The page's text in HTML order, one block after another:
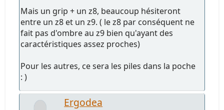
Mais un grip + un z8, beaucoup hésiteront
entre un z8 et un z9. ( le z8 par conséquent ne
fait pas d'ombre au z9 bien qu'ayant des
caractéristiques assez proches)
Pour les autres, ce sera les piles dans la poche
: )
Ergodea